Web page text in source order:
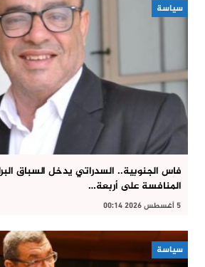
سياسة
فاس الجنوبية.. السدراتي يدخل السباق
المنافسة على أربعة…
5 أغسطس 2026 00:14
سياسة